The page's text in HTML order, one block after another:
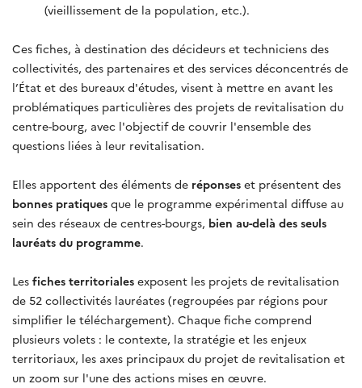
(vieillissement de la population, etc.).
Ces fiches, à destination des décideurs et techniciens des
collectivités, des partenaires et des services déconcentrés de
l’État et des bureaux d'études, visent à mettre en avant les
problématiques particulières des projets de revitalisation du
centre-bourg, avec l'objectif de couvrir l'ensemble des
questions liées à leur revitalisation.
Elles apportent des éléments de réponses et présentent des
bonnes pratiques que le programme expérimental diffuse au
sein des réseaux de centres-bourgs, bien au-delà des seuls
lauréats du programme.
Les fiches territoriales exposent les projets de revitalisation
de 52 collectivités lauréates (regroupées par régions pour
simplifier le téléchargement). Chaque fiche comprend
plusieurs volets : le contexte, la stratégie et les enjeux
territoriaux, les axes principaux du projet de revitalisation et
un zoom sur l'une des actions mises en œuvre.